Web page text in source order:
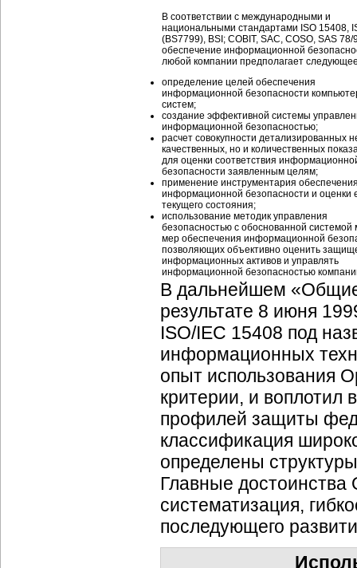
В соответствии с международными и
национальными стандартами ISO 15408,
(BS7799), BSI; COBIT, SAC, COSO, SAS 78/
обеспечение информационной
любой компании предполагает
определение целей обеспечения
информационной безопасности
систем;
создание эффективной системы
информационной безопасностью;
расчет совокупности детализированных
качественных, но и количественных
для оценки соответствия
безопасности заявленным целям;
применение инструментария
информационной безопасности и оценки
текущего состояния;
использование методик управления
безопасностью с обоснованной системой
мер обеспечения информационной
позволяющих объективно оценить
информационных активов и управлять
информационной безопасностью
В дальнейшем «Общие
результате 8 июня
ISO/IEC 15408 под
информационных
опыт использования
критерии, и воплотил
профилей защиты
классификация
определены
Главные
систематизация,
последующего